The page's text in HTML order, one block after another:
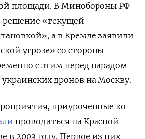
площади. В Минобороны РФ
решение «текущей
а в Кремле заявили
угрозе» со стороны
с этим перед парадом
дронов на Москву.
приуроченные ко
проводиться на Красной
в 2003 году. Первое из них